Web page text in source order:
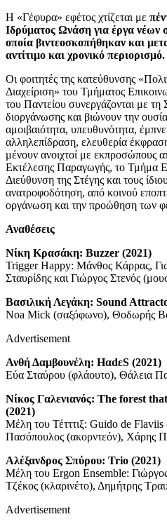
Η «Γέφυρα» εφέτος χτίζεται με
Ιδρύματος Ωνάση για έργα νέων
οποία βιντεοσκοπήθηκαν και
αντίτιμο και χρονικό περιορισμό.
Οι φοιτητές της κατεύθυνσης
Διαχείριση» του Τμήματος
του Παντείου συνεργάζονται με τη
διοργάνωσης και βιώνουν την
αμοιβαιότητα, υπευθυνότητα,
αλληλεπίδραση, ελευθερία
μένουν ανοιχτοί με εκπροσώπους
Εκτέλεσης Παραγωγής, το Τμήμα
Διεύθυνση της Στέγης και τους
ανατροφοδότηση, από κοινού
οργάνωση και την προώθηση των
Αναθέσεις
Νίκη Κρασάκη: Buzzer (2021)
Trigger Happy: Μάνθος Κάρρας,
Σταυρίδης και Γιώργος Στενός
Βασιλική Λεγάκη: Sound
Noa Mick (σαξόφωνο), Θοδωρής
Advertisement
Ανθή Δαμβουνέλη: ΗαdεS (2021)
Εύα Σταύρου (φλάουτο), Θάλεια
Νίκος Γαλενιανός: The forest
(2021)
Μέλη του Τέτττιξ: Guido de
Πασόπουλος (ακορντεόν), Χάρης
Αλέξανδρος Σπύρου: Trio (2021)
Μέλη του Ergon Ensemble:
Τζέκος (κλαρινέτο), Δημήτρης
Advertisement